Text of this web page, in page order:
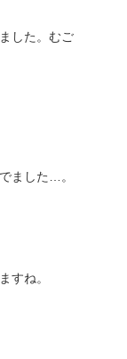
した。むご
ました…。
すね。